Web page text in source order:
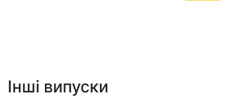
Інші випуски